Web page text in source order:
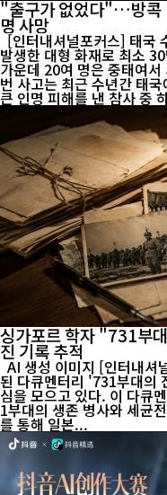
"출구가 없었다"…방콕
명 사망
[인터내셔널포커스] 태국
발생한 대형 화재로 최소
가운데 20여 명은 중태여
번 사고는 최근 수년간 태
큰 인명 피해를 낸 참사 중
싱가포르 학자 "731부
진 기록 추적
AI 생성 이미지 [인터내셔널포커스] 최근 싱가포르에서 제작·방영
된 다큐멘터리 '731부대의
심을 모으고 있다. 이 다큐
1부대의 생존 병사와 세균
를 통해 일본...